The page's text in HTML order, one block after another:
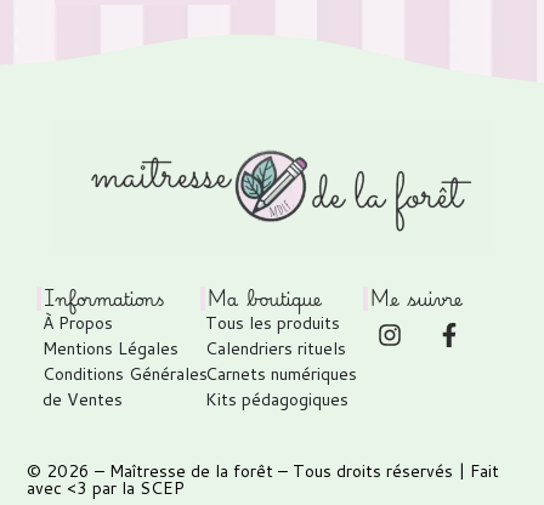
Informations
À Propos
Mentions Légales
Conditions Générales
de Ventes
Ma boutique
Tous les produits
Calendriers rituels
Carnets numériques
Kits pédagogiques
Me suivre
© 2026 – Maîtresse de la forêt – Tous droits réservés | Fait
avec <3 par la SCEP